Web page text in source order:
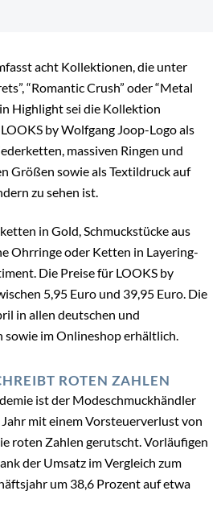
acht Kollektionen, die unter
“Romantic Crush” oder “Metal
Highlight sei die Kollektion
by Wolfgang Joop-Logo als
massiven Ringen und
Größen sowie als Textildruck auf
zu sehen ist.
in Gold, Schmuckstücke aus
Ohrringe oder Ketten in Layering-
Die Preise für LOOKS by
5,95 Euro und 39,95 Euro. Die
in allen deutschen und
im Onlineshop erhältlich.
ROTEN ZAHLEN
ist der Modeschmuckhändler
mit einem Vorsteuerverlust von
roten Zahlen gerutscht. Vorläufigen
der Umsatz im Vergleich zum
um 38,6 Prozent auf etwa